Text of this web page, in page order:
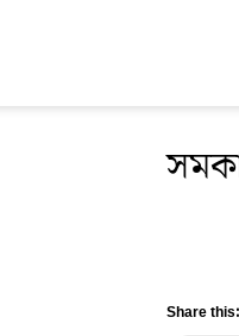
Share this: